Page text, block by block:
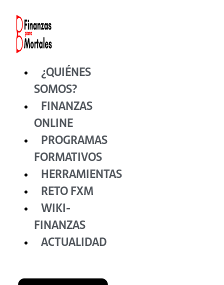
contenido
¿QUIÉNES
SOMOS?
FINANZAS
ONLINE
PROGRAMAS
FORMATIVOS
HERRAMIENTAS
RETO FXM
WIKI-
FINANZAS
ACTUALIDAD